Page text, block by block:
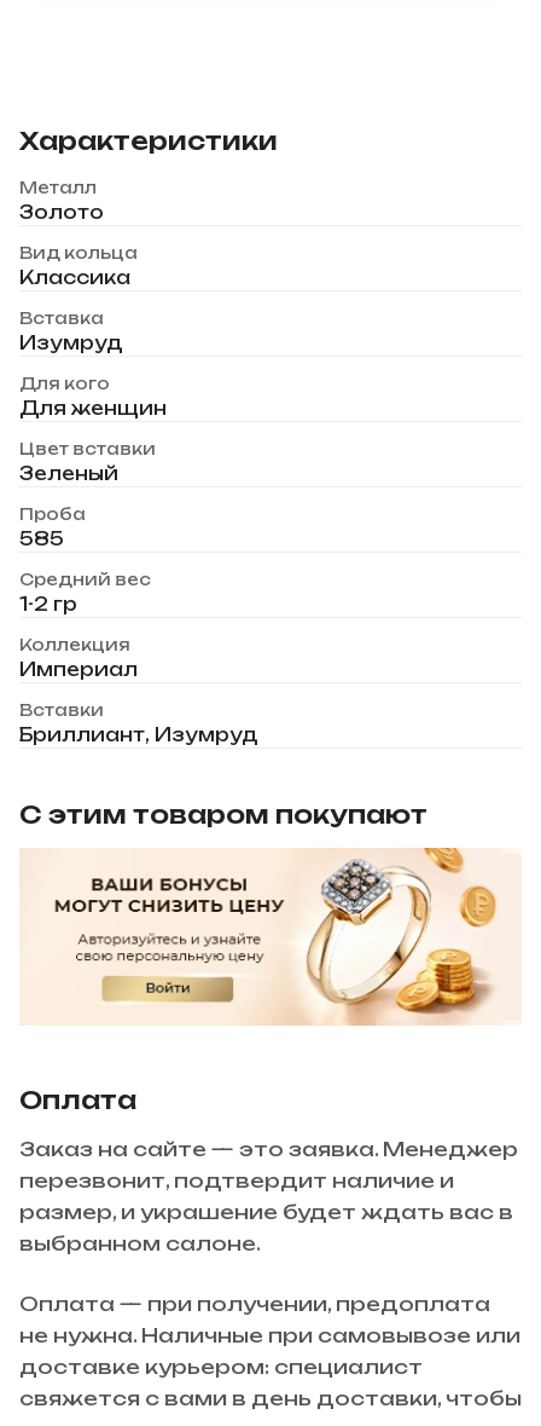
Характеристики
Металл
Золото
Вид кольца
Классика
Вставка
Изумруд
Для кого
Для женщин
Цвет вставки
Зеленый
Проба
585
Средний вес
1-2 гр
Коллекция
Империал
Вставки
Бриллиант, Изумруд
С этим товаром покупают
Оплата
Заказ на сайте — это заявка. Менеджер
перезвонит, подтвердит наличие и
размер, и украшение будет ждать вас в
выбранном салоне.
Оплата — при получении, предоплата
не нужна. Наличные при самовывозе или
доставке курьером: специалист
свяжется с вами в день доставки, чтобы